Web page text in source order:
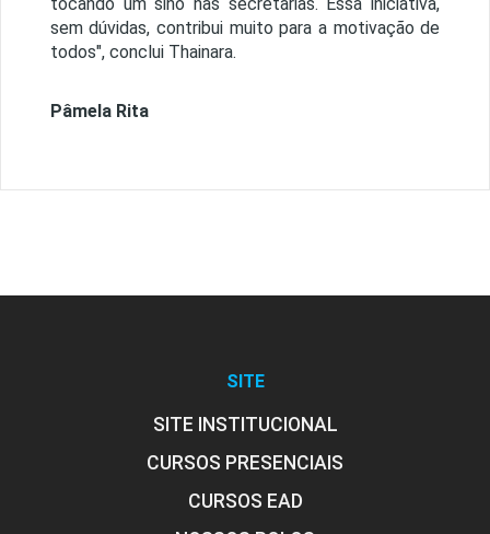
tocando um sino nas secretarias. Essa iniciativa,
sem dúvidas, contribui muito para a motivação de
todos", conclui Thainara.
Pâmela Rita
SITE
SITE INSTITUCIONAL
CURSOS PRESENCIAIS
CURSOS EAD